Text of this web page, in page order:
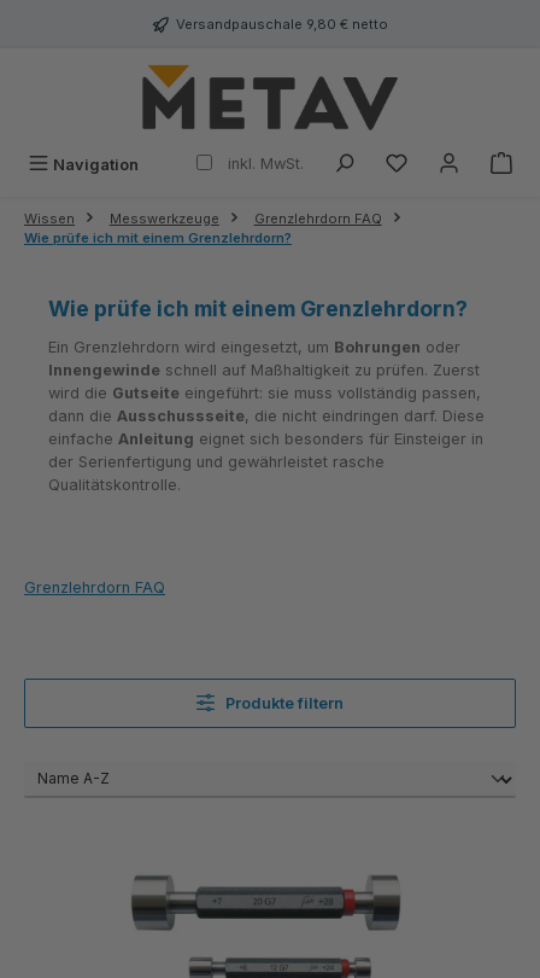
Versandpauschale 9,80 € netto
Navigation inkl. MwSt.
Wissen Messwerkzeuge
Grenzlehrdorn FAQ
Wie prüfe ich mit einem Grenzlehrdorn?
Wie prüfe ich mit einem Grenzlehrdorn?
Ein Grenzlehrdorn wird eingesetzt, um Bohrungen oder
Innengewinde schnell auf Maßhaltigkeit zu prüfen. Zuerst
wird die Gutseite eingeführt: sie muss vollständig passen,
dann die Ausschussseite, die nicht eindringen darf. Diese
einfache Anleitung eignet sich besonders für Einsteiger in
der Serienfertigung und gewährleistet rasche
Qualitätskontrolle.
Grenzlehrdorn FAQ
Produkte filtern